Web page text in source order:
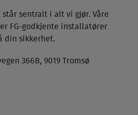
sentralt i alt vi gjør. Våre
FG-godkjente installatører
din sikkerhet.
366B, 9019 Tromsø